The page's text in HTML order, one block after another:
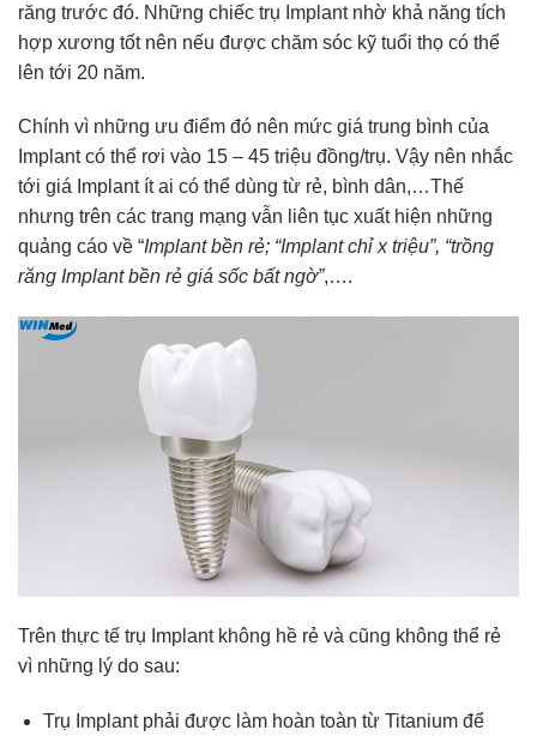
răng trước đó. Những chiếc trụ Implant nhờ khả năng tích
hợp xương tốt nên nếu được chăm sóc kỹ tuổi thọ có thể
lên tới 20 năm.
Chính vì những ưu điểm đó nên mức giá trung bình của
Implant có thể rơi vào 15 – 45 triệu đồng/trụ. Vậy nên nhắc
tới giá Implant ít ai có thể dùng từ rẻ, bình dân,…Thế
nhưng trên các trang mạng vẫn liên tục xuất hiện những
quảng cáo về “Implant bền rẻ; “Implant chỉ x triệu”, “trồng
răng Implant bền rẻ giá sốc bất ngờ”,….
Trên thực tế trụ Implant không hề rẻ và cũng không thể rẻ
vì những lý do sau:
Trụ Implant phải được làm hoàn toàn từ Titanium để